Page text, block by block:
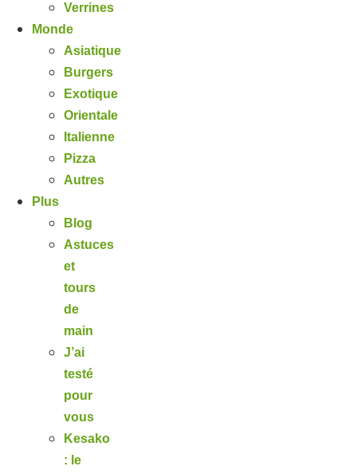
Verrines
Monde
Asiatique
Burgers
Exotique
Orientale
Italienne
Pizza
Autres
Plus
Blog
Astuces
et
tours
de
main
J’ai
testé
pour
vous
Kesako
: le